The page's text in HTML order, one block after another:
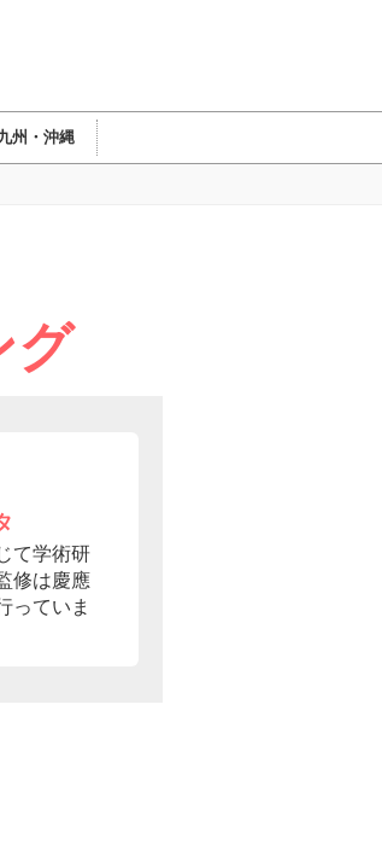
州・沖縄
グ
て学術研
修は慶應
っていま